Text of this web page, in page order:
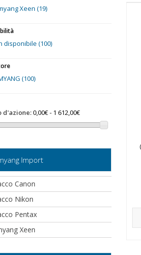
Xeen (19)
disponibile (100)
(100)
d'azione:0,00€ - 1 612,00€
Import
Canon
Nikon
Pentax
Xeen